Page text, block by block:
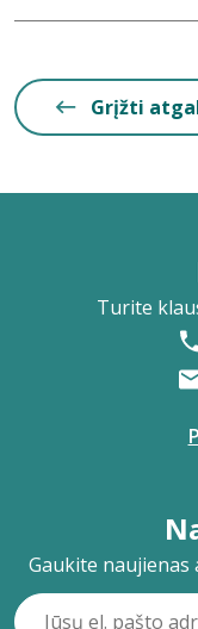
Grįžti
Turite
Gaukite naujienas